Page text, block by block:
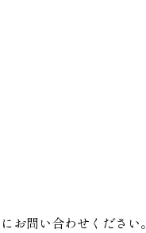
お問い合わせください。